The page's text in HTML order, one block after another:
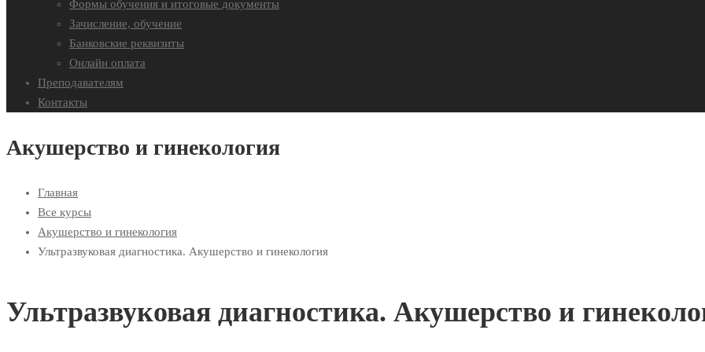
Формы обучения и итоговые документы
Зачисление, обучение
Банковские реквизиты
Онлайн оплата
Преподавателям
Контакты
Акушерство и гинекология
Главная
Все курсы
Акушерство и гинекология
Ультразвуковая диагностика. Акушерство и гинекология
Ультразвуковая диагностика. Акушерство и